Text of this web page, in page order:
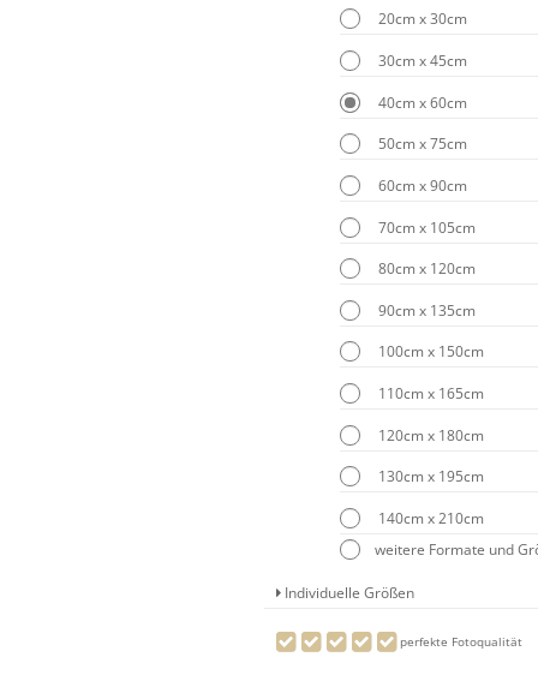
20cm x 30cm
30cm x 45cm
40cm x 60cm
50cm x 75cm
60cm x 90cm
70cm x 105cm
80cm x 120cm
90cm x 135cm
100cm x 150cm
110cm x 165cm
120cm x 180cm
130cm x 195cm
140cm x 210cm
weitere Formate und
Individuelle Größen
perfekte Fotoqualität